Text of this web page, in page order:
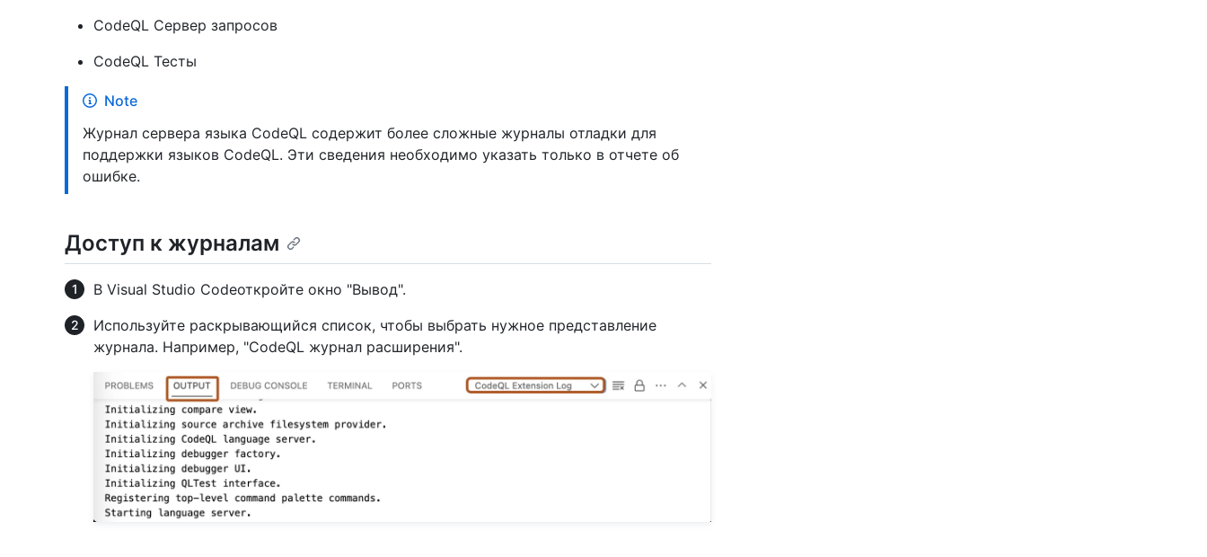
CodeQL Сервер запросов
CodeQL Тесты
Note
Журнал сервера языка CodeQL содержит более сложные журналы отладки для
поддержки языков CodeQL. Эти сведения необходимо указать только в отчете об
ошибке.
Доступ к журналам
В Visual Studio Codeоткройте окно "Вывод".
Используйте раскрывающийся список, чтобы выбрать нужное представление
журнала. Например, "CodeQL журнал расширения".